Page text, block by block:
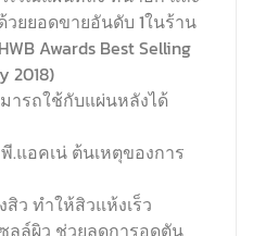
ยยอดขายอันดับ 1ในร้าน
Awards Best Selling
2018)
ารถใช้กับแผ่นหลังได้
.แอคเน่ ต้นเหตุของการ
ว ทำให้สิวแห้งเร็ว
ลล์ผิว ช่วยลดการอุดตัน